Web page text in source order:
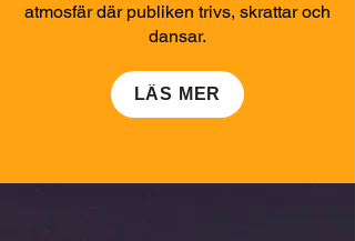
atmosfär där publiken trivs, skrattar och
dansar.
LÄS MER